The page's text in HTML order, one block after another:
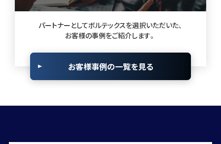
パートナーとしてボルテックスを選択いただいた、
お客様の事例をご紹介します。
お客様事例の一覧を見る